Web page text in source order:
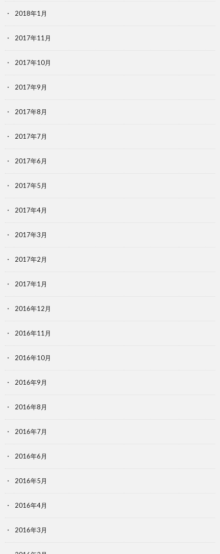
2018年1月
2017年11月
2017年10月
2017年9月
2017年8月
2017年7月
2017年6月
2017年5月
2017年4月
2017年3月
2017年2月
2017年1月
2016年12月
2016年11月
2016年10月
2016年9月
2016年8月
2016年7月
2016年6月
2016年5月
2016年4月
2016年3月